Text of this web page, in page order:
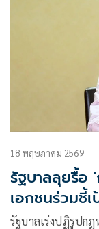
18 พฤษภาคม 2569
รัฐบาลลุยรื้อ
เอกชนร่วมชี้เ
รัฐบาลเร่งปฏิรูปก